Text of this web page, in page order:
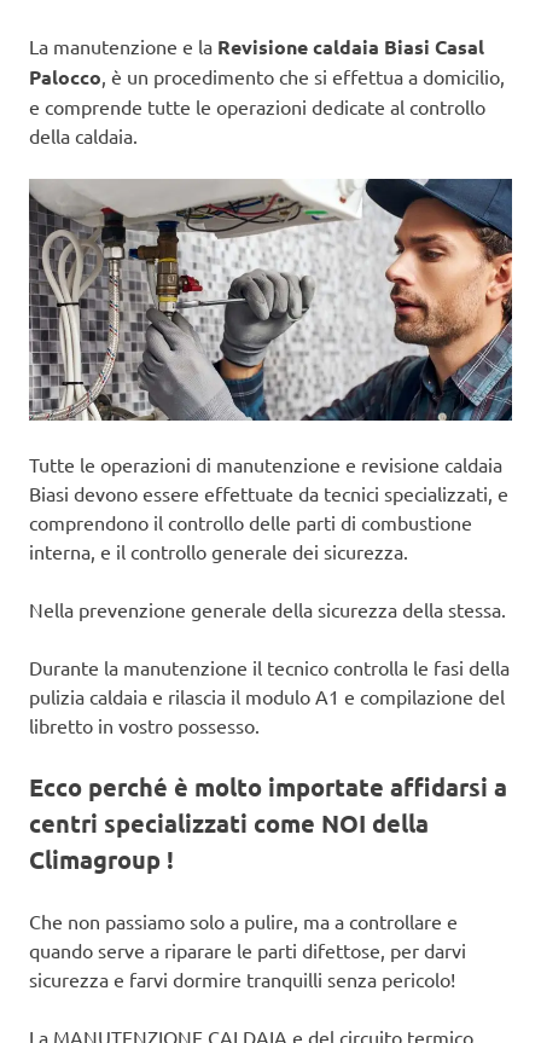
La manutenzione e la Revisione caldaia Biasi Casal
Palocco, è un procedimento che si effettua a domicilio,
e comprende tutte le operazioni dedicate al controllo
della caldaia.
Tutte le operazioni di manutenzione e revisione caldaia
Biasi devono essere effettuate da tecnici specializzati, e
comprendono il controllo delle parti di combustione
interna, e il controllo generale dei sicurezza.
Nella prevenzione generale della sicurezza della stessa.
Durante la manutenzione il tecnico controlla le fasi della
pulizia caldaia e rilascia il modulo A1 e compilazione del
libretto in vostro possesso.
Ecco perché è molto importate affidarsi a
centri specializzati come NOI della
Climagroup !
Che non passiamo solo a pulire, ma a controllare e
quando serve a riparare le parti difettose, per darvi
sicurezza e farvi dormire tranquilli senza pericolo!
La MANUTENZIONE CALDAIA e del circuito termico